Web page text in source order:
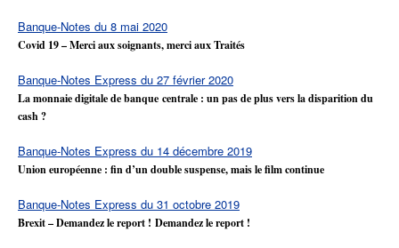
Banque-Notes du 8 mai 2020
Covid 19 – Merci aux soignants, merci aux Traités
Banque-Notes Express du 27 février 2020
La monnaie digitale de banque centrale : un pas de plus vers la disparition du
cash ?
Banque-Notes Express du 14 décembre 2019
Union européenne : fin d’un double suspense, mais le film continue
Banque-Notes Express du 31 octobre 2019
Brexit – Demandez le report ! Demandez le report !